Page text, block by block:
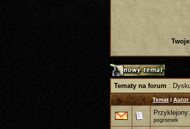
Twoje
Tematy na forum :
Temat/Autor
Przyklejony:
pogromek